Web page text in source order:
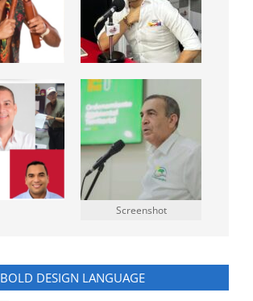
Screenshot
BOLD DESIGN LANGUAGE